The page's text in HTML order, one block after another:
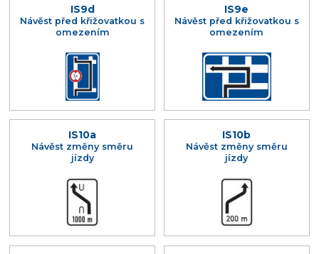
IS9d
Návěst před křižovatkou s
omezením
IS9e
Návěst před křižovatkou s
omezením
IS10a
Návěst změny směru
jízdy
IS10b
Návěst změny směru
jízdy